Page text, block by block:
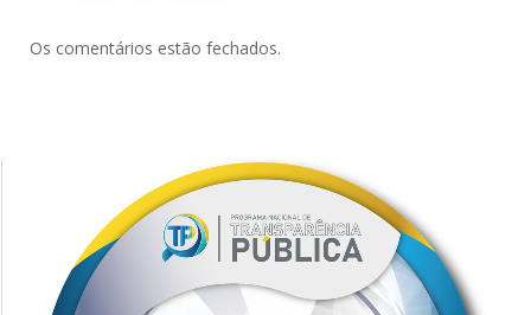
Os comentários estão fechados.